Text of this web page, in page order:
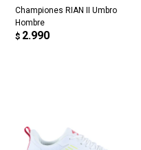
Championes RIAN II Umbro
Hombre
$ 2.990